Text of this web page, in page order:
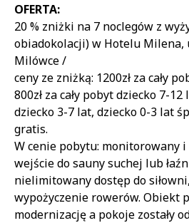
OFERTA:
20 % zniżki na 7 noclegów z
obiadokolacji) w Hotelu Milena,
Milówce /
ceny ze zniżką: 1200zł za cały
800zł za cały pobyt dziecko 7-12
dziecko 3-7 lat, dziecko 0-3 lat
gratis.
W cenie pobytu: monitorowany
wejście do sauny suchej lub
nielimitowany dostęp do
wypożyczenie rowerów. Obiekt
modernizację a pokoje zostały